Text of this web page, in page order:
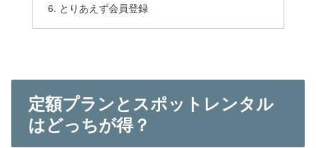
とりあえず会員登録
定額プランとスポットレンタル
はどっちが得？